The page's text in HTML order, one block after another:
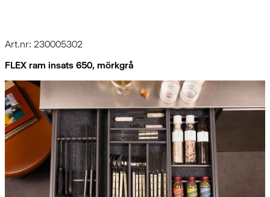
Art.nr: 230005302
FLEX ram insats 650, mörkgrå